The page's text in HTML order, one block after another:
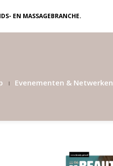
EN MASSAGEBRANCHE.
Evenementen & Netwerken